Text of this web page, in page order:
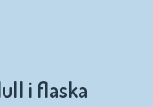
i flaska